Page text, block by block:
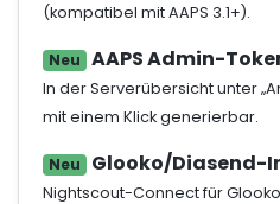
(kompatibel mit AAPS 3.1+).
Neu AAPS Admin-
In der Serverübersicht unter
mit einem Klick generierbar.
Neu Glooko/Diasend-
Nightscout-Connect für